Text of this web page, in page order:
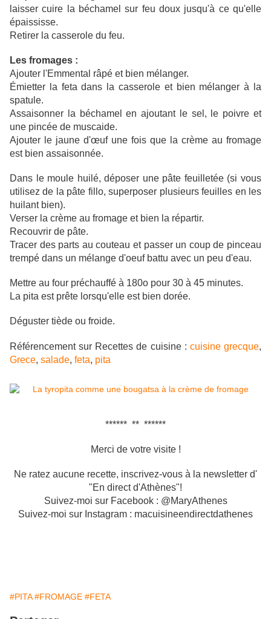
laisser cuire la béchamel sur feu doux jusqu'à ce qu'elle
épaississe.
Retirer la casserole du feu.
Les fromages :
Ajouter l'Emmental râpé et bien mélanger.
Émietter la feta dans la casserole et bien mélanger à la
spatule.
Assaisonner la béchamel en ajoutant le sel, le poivre et
une pincée de muscaide.
Ajouter le jaune d'œuf une fois que la crème au fromage
est bien assaisonnée.
Dans le moule huilé, déposer une pâte feuilletée (si vous
utilisez de la pâte fillo, superposer plusieurs feuilles en les
huilant bien).
Verser la crème au fromage et bien la répartir.
Recouvrir de pâte.
Tracer des parts au couteau et passer un coup de pinceau
trempé dans un mélange d'oeuf battu avec un peu d'eau.
Mettre au four préchauffé à 180o pour 30 à 45 minutes.
La pita est prête lorsqu'elle est bien dorée.
Déguster tiède ou froide.
Référencement sur Recettes de cuisine : cuisine grecque,
Grece, salade, feta, pita
****** ** ******
Merci de votre visite !
Ne ratez aucune recette, inscrivez-vous à la newsletter d'
"En direct d'Athènes"!
Suivez-moi sur Facebook : @MaryAthenes
Suivez-moi sur Instagram : macuisineendirectdathenes
#PITA #FROMAGE #FETA